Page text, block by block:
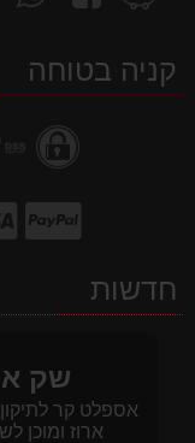
אותנו
Waze
אחרינו
קניה בטוחה
חדשות
שק
אספלט קר
ארוז ומוכן